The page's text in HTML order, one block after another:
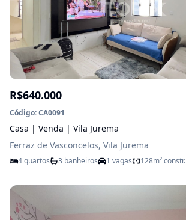
R$640.000
Código: CA0091
Casa | Venda | Vila Jurema
Ferraz de Vasconcelos, Vila Jurema
4 quartos 3 banheiros 1 vagas 128m² constr.